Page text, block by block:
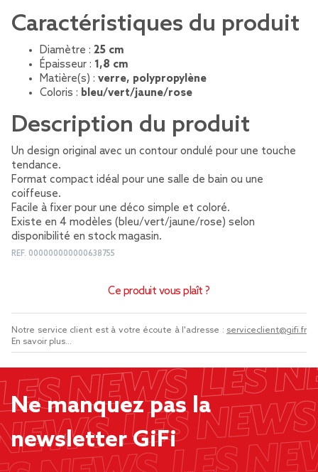
Caractéristiques du produit
Diamètre : 25 cm
Épaisseur : 1,8 cm
Matière(s) : verre, polypropylène
Coloris : bleu/vert/jaune/rose
Description du produit
Un design original avec un contour ondulé pour une touche
tendance.
Format compact idéal pour une salle de bain ou une
coiffeuse.
Facile à fixer pour une déco simple et coloré.
Existe en 4 modèles (bleu/vert/jaune/rose) selon
disponibilité en stock magasin.
REF. 000000000000638755
Ce produit vous plaît ?
Notre service client est à votre écoute à l'adresse : serviceclient@gifi.fr
En savoir plus...
Ne manquez pas la
newsletter GiFi